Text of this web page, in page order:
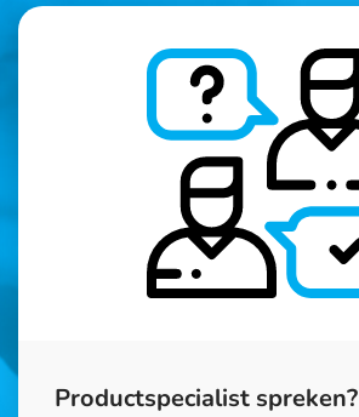
Productspecialist spreken?